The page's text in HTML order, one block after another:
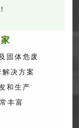
固体危废
决方案
和生产
丰富